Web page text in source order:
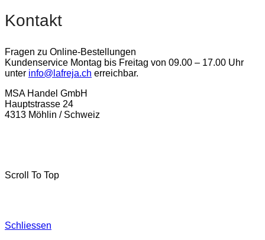
Kontakt
Fragen zu Online-Bestellungen
Kundenservice Montag bis Freitag von 09.00 – 17.00 Uhr
unter info@lafreja.ch erreichbar.
MSA Handel GmbH
Hauptstrasse 24
4313 Möhlin / Schweiz
Scroll To Top
Schliessen